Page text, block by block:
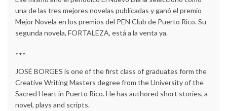
una de las tres mejores novelas publicadas y ganó el premio
Mejor Novela en los premios del PEN Club de Puerto Rico. Su
segunda novela, FORTALEZA, está a la venta ya.
***
JOSÉ BORGES is one of the first class of graduates form the
Creative Writing Masters degree from the University of the
Sacred Heart in Puerto Rico. He has authored short stories, a
novel, plays and scripts.